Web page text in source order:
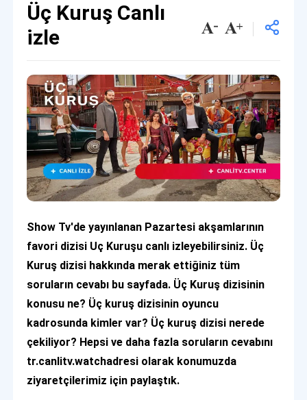
Üç Kuruş Canlı
izle
Show Tv'de yayınlanan Pazartesi akşamlarının
favori dizisi Uç Kuruşu canlı izleyebilirsiniz. Üç
Kuruş dizisi hakkında merak ettiğiniz tüm
soruların cevabı bu sayfada. Üç Kuruş dizisinin
konusu ne? Üç kuruş dizisinin oyuncu
kadrosunda kimler var? Üç kuruş dizisi nerede
çekiliyor? Hepsi ve daha fazla soruların cevabını
tr.canlitv.watchadresi olarak konumuzda
ziyaretçilerimiz için paylaştık.